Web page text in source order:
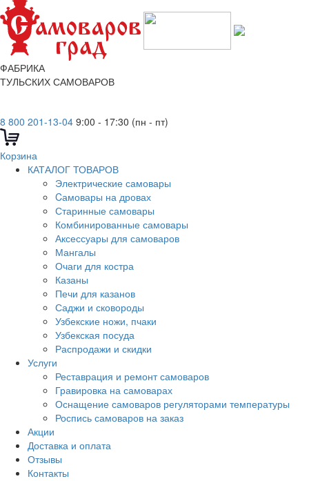
ФАБРИКА
ТУЛЬСКИХ САМОВАРОВ
8 800 201-13-04 9:00 - 17:30 (пн - пт)
Корзина
КАТАЛОГ ТОВАРОВ
Электрические самовары
Cамовары на дровах
Старинные самовары
Комбинированные самовары
Аксессуары для самоваров
Мангалы
Очаги для костра
Казаны
Печи для казанов
Саджи и сковороды
Узбекские ножи, пчаки
Узбекская посуда
Распродажи и скидки
Услуги
Реставрация и ремонт самоваров
Гравировка на самоварах
Оснащение самоваров регуляторами температуры
Роспись самоваров на заказ
Акции
Доставка и оплата
Отзывы
Контакты